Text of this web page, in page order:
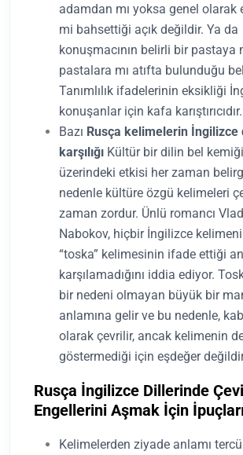
adamdan mı yoksa genel olarak
mi bahsettiği açık değildir. Ya da
konuşmacının belirli bir pastaya
pastalara mı atıfta bulunduğu
Tanımlılık ifadelerinin eksikliği
konuşanlar için kafa karıştırıcıdır.
Bazı Rusça kelimelerin İngilizce
karşılığı Kültür bir dilin bel
üzerindeki etkisi her zaman
nedenle kültüre özgü kelimeleri
zaman zordur. Ünlü romancı
Nabokov, hiçbir İngilizce
“toska” kelimesinin ifade ettiği
karşılamadığını iddia ediyor.
bir nedeni olmayan büyük bir
anlamına gelir ve bu nedenle,
olarak çevrilir, ancak kelimenin
göstermediği için eşdeğer
Rusça İngilizce Dillerinde
Engellerini Aşmak İçin
Kelimelerden ziyade anlamı